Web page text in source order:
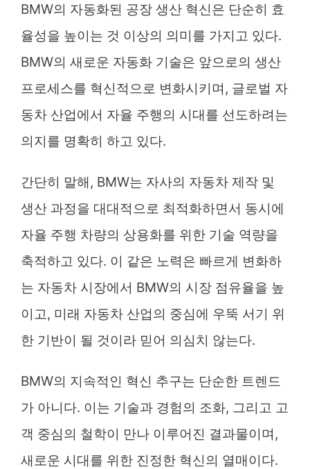
BMW의 자동화된 공장 생산 혁신은 단순히 효
율성을 높이는 것 이상의 의미를 가지고 있다.
BMW의 새로운 자동화 기술은 앞으로의 생산
프로세스를 혁신적으로 변화시키며, 글로벌 자
동차 산업에서 자율 주행의 시대를 선도하려는
의지를 명확히 하고 있다.
간단히 말해, BMW는 자사의 자동차 제작 및
생산 과정을 대대적으로 최적화하면서 동시에
자율 주행 차량의 상용화를 위한 기술 역량을
축적하고 있다. 이 같은 노력은 빠르게 변화하
는 자동차 시장에서 BMW의 시장 점유율을 높
이고, 미래 자동차 산업의 중심에 우뚝 서기 위
한 기반이 될 것이라 믿어 의심치 않는다.
BMW의 지속적인 혁신 추구는 단순한 트렌드
가 아니다. 이는 기술과 경험의 조화, 그리고 고
객 중심의 철학이 만나 이루어진 결과물이며,
새로운 시대를 위한 진정한 혁신의 열매이다.